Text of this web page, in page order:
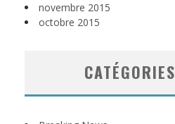
novembre 2015
octobre 2015
CATÉGORIES